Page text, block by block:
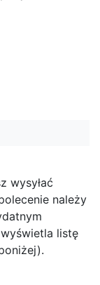
wysyłać
należy
listę